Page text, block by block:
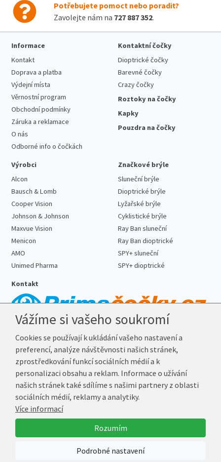
Potřebujete pomoct nebo poradit?
Zavolejte nám na 727 887 352.
Informace
Kontakt
Doprava a platba
Výdejní místa
Věrnostní program
Obchodní podmínky
Záruka a reklamace
O nás
Odborné info o čočkách
Kontaktní čočky
Dioptrické čočky
Barevné čočky
Crazy čočky
Roztoky na čočky
Kapky
Pouzdra na čočky
Výrobci
Alcon
Bausch & Lomb
Cooper Vision
Johnson & Johnson
Maxvue Vision
Menicon
AMO
Unimed Pharma
Značkové brýle
Sluneční brýle
Dioptrické brýle
Lyžařské brýle
Cyklistické brýle
Ray Ban sluneční
Ray Ban dioptrické
SPY+ sluneční
SPY+ dioptrické
Kontakt
E-mail:info@prima-cocky.cz
Reklamační adresa
Andrea Votavová
Revoluční 1017
290 01 Poděbrady
© 2026 Prima-Čočky.cz
VytvořilMarek Kebza
Vážíme si vašeho soukromí
Cookies se používají k ukládání vašeho nastavení a
preferencí, analýze návštěvnosti našich stránek,
zprostředkování funkcí sociálních médií a k
personalizaci obsahu a reklam. Informace o užívání
našich stránek také sdílíme s našimi partnery z oblasti
sociálních médií, reklamy a analytiky.
Více informací
Rozumím
Podrobné nastavení